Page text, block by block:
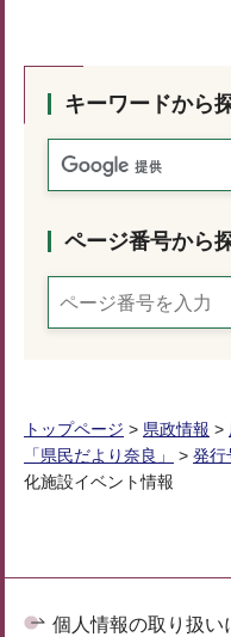
キーワードから
ページ番号から
トップページ > 県政情報 >
「県民だより奈良」
> 発行
化施設イベント情報
個人情報の取り扱い